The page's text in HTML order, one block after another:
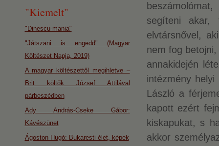
segíteni
elvtársnővel,
nem fog
annakidején
intézmény
László a
kapott ezért
kiskapukat, s
akkor
"Kiemelt"
"Dinescu-mania"
"Játszani is engedd" (Magyar
Költészet Napja, 2019)
A magyar költészettől megihletve –
Brit költők József Attilával
párbeszédben
Ady András-Cseke Gábor:
Kávészünet
Ágoston Hugó: Bukaresti élet, képek